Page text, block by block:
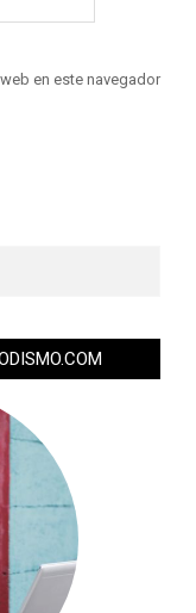
en este navegador